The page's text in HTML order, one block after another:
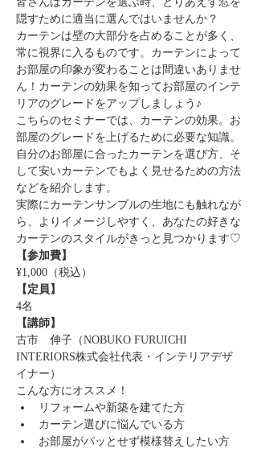
隠すために適当に選んではいませんか？
カーテンは壁の大部分を占めることが多く、
常に視界に入るものです。カーテンによって
お部屋の印象が変わることは間違いありませ
ん！カーテンの効果を知ってお部屋のインテ
リアのグレードをアップしましょう♪
こちらのセミナーでは、カーテンの効果。お
部屋のグレードを上げるために必要な知識。
自分のお部屋に合ったカーテンを選び方、そ
して安いカーテンでもよく見せるための方法
などを紹介します。
実際にカーテンサンプルの生地にも触れなが
ら、よりイメージしやすく、あなたの好きな
カーテンのスタイルがきっと見つかります♡
【参加費】
¥1,000（税込）
【定員】
4名
【講師】
古市　伸子（NOBUKO FURUICHI
INTERIORS株式会社代表・インテリアデザ
イナー）
こんな方にオススメ！
リフォームや新築を建てた方
カーテン選びに悩んでいる方
お部屋がパッとせず模様替えしたい方